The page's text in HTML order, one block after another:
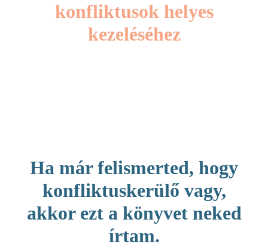
konfliktusok helyes
kezeléséhez
Ha már felismerted, hogy
konfliktuskerülő vagy,
akkor ezt a könyvet neked
írtam.